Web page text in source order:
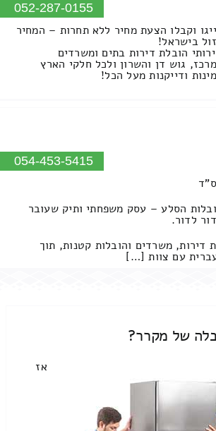
052-287-0155
וקבלו הצעת מחיר ללא תחרות – המחיר
בישראל!
הובלת דירות בתים ומשרדים
גוש דן והשרון ולכל חלקי הארץ
ודייקנות מעל הכל!
054-453-5415
הסלע – עסק משפחתי ותיק שעובר
לדור.
דירות, משרדים והובלות קטנות, תוך
עם צוות […]
של מקרר?
אז